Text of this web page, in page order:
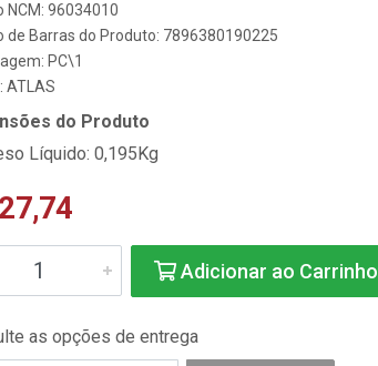
NCM: 96034010
de Barras do Produto: 7896380190225
PC\1
ATLAS
do Produto
Líquido: 0,195Kg
Adicionar ao Carrinho
as opções de entrega